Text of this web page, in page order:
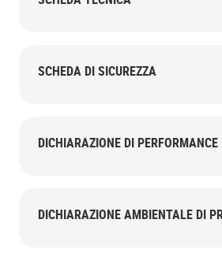
SCHEDA DI SICUREZZA
DICHIARAZIONE DI PERFORMANCE
DICHIARAZIONE AMBIENTALE DI